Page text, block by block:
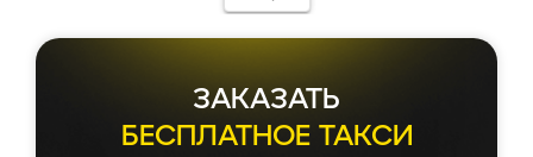
ЗАКАЗАТЬ
БЕСПЛАТНОЕ ТАКСИ